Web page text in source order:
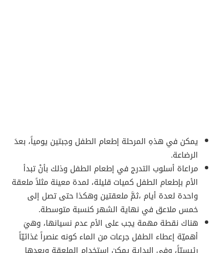
يمكن في هذهِ المرحلة إطعام الطفل وجبتين يومياً، بعدَ
الرضاعة.
مراعاة أسلوب التدرج في إطعام الطفل وذلك بأنْ تبدأ
الأم بإطعام الطفل كميات قليلة، لمدة معينة مثلاً ملعقة
واحدة لعدة أيام ،ثمَّ ملعقتين وهكذا حتى تصل إلى
خمس ملاعق في نهاية الشهر كنسبة متوسطة.
هناك نقطة مهمة يجب على الأم عدم نسيانها، وهيَ
أهميّة إعطاء الطفل جرعات من الماء كونه عنصراً غذائيّاً